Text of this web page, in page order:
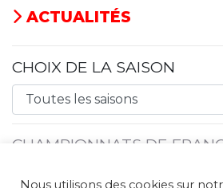
ACTUALITÉS
CHOIX DE LA SAISON
CHAMPIONNATS DE
Nous utilisons des cookies sur